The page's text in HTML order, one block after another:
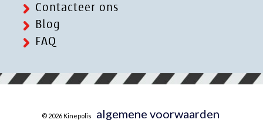
Contacteer ons
Blog
FAQ
© 2026 Kinepolis algemene voorwaarden